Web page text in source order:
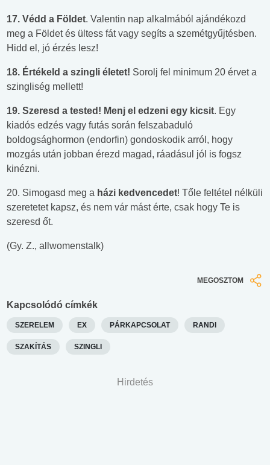
17. Védd a Földet. Valentin nap alkalmából ajándékozd
meg a Földet és ültess fát vagy segíts a szemétgyűjtésben.
Hidd el, jó érzés lesz!
18. Értékeld a szingli életet! Sorolj fel minimum 20 érvet a
szingliség mellett!
19. Szeresd a tested! Menj el edzeni egy kicsit. Egy
kiadós edzés vagy futás során felszabaduló
boldogsághormon (endorfin) gondoskodik arról, hogy
mozgás után jobban érezd magad, ráadásul jól is fogsz
kinézni.
20. Simogasd meg a házi kedvencedet! Tőle feltétel nélküli
szeretetet kapsz, és nem vár mást érte, csak hogy Te is
szeresd őt.
(Gy. Z., allwomenstalk)
MEGOSZTOM
Kapcsolódó címkék
SZERELEM EX PÁRKAPCSOLAT RANDI
SZAKÍTÁS SZINGLI
Hirdetés